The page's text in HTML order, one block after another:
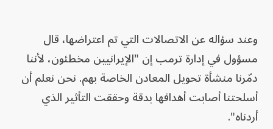
وعند سؤاله عن الاتصالات التي تم اعتراضها، قال
مسؤول في إدارة ترمب إن "الإيرانيين مخطئون، لأننا
دمّرنا منشأة تحويل المعادن الخاصة بهم. نحن نعلم أن
أسلحتنا أصابت أهدافها بدقة وحققت التأثير الذي
أردناه".